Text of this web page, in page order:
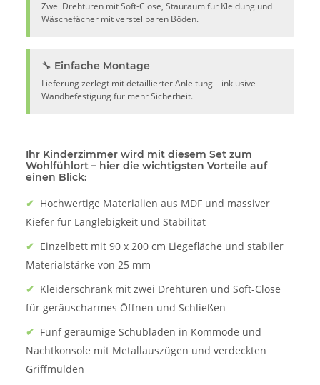
Zwei Drehtüren mit Soft-Close, Stauraum für Kleidung und
Wäschefächer mit verstellbaren Böden.
🔧 Einfache Montage
Lieferung zerlegt mit detaillierter Anleitung – inklusive
Wandbefestigung für mehr Sicherheit.
Ihr Kinderzimmer wird mit diesem Set zum
Wohlfühlort – hier die wichtigsten Vorteile auf
einen Blick:
✔ Hochwertige Materialien aus MDF und massiver
Kiefer für Langlebigkeit und Stabilität
✔ Einzelbett mit 90 x 200 cm Liegefläche und stabiler
Materialstärke von 25 mm
✔ Kleiderschrank mit zwei Drehtüren und Soft-Close
für geräuscharmes Öffnen und Schließen
✔ Fünf geräumige Schubladen in Kommode und
Nachtkonsole mit Metallauszügen und verdeckten
Griffmulden